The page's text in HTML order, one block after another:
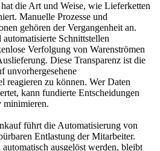
die Art und Weise, wie Lieferketten
Manuelle Prozesse und
gehören der Vergangenheit an.
Schnittstellen
Verfolgung von Warenströmen
Diese Transparenz ist die
unvorhergesehene
reagieren zu können. Wer Daten
kann fundierte Entscheidungen
minimieren.
führt die Automatisierung von
Entlastung der Mitarbeiter.
ausgelöst werden, bleibt